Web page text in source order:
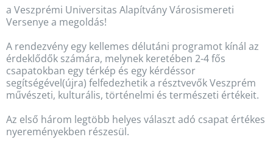
a Veszprémi Universitas Alapítvány Városismereti
Versenye a megoldás!
A rendezvény egy kellemes délutáni programot kínál az
érdeklődők számára, melynek keretében 2-4 fős
csapatokban egy térkép és egy kérdéssor
segítségével(újra) felfedezhetik a résztvevők Veszprém
művészeti, kulturális, történelmi és természeti értékeit.
Az első három legtöbb helyes választ adó csapat értékes
nyereményekben részesül.